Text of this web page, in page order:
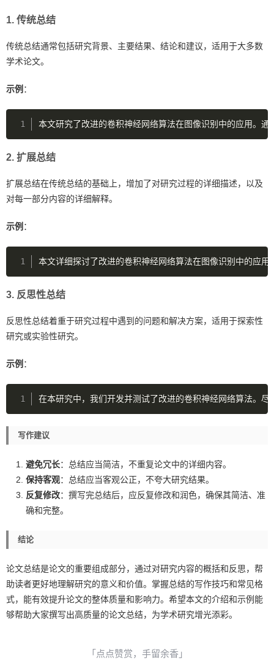
1. 传统总结
传统总结通常包括研究背景、主要结果、结论和建议，适用于大多数
学术论文。
示例 ：
本文研究了改进的卷积神经网络算法在图像识别中的应用。
2. 扩展总结
扩展总结在传统总结的基础上，增加了对研究过程的详细描述，以及
对每一部分内容的详细解释。
示例 ：
本文详细探讨了改进的卷积神经网络算法在图像识别中的应
3. 反思性总结
反思性总结着重于研究过程中遇到的问题和解决方案，适用于探索性
研究或实验性研究。
示例 ：
在本研究中，我们开发并测试了改进的卷积神经网络算法。
写作建议
避免冗长：总结应当简洁，不重复论文中的详细内容。
保持客观：总结应当客观公正，不夸大研究结果。
反复修改：撰写完总结后，应反复修改和润色，确保其简洁、准
确和完整。
结论
论文总结是论文的重要组成部分，通过对研究内容的概括和反思，帮
助读者更好地理解研究的意义和价值。掌握总结的写作技巧和常见格
式，能有效提升论文的整体质量和影响力。希望本文的介绍和示例能
够帮助大家撰写出高质量的论文总结，为学术研究增光添彩。
「点点赞赏，手留余香」